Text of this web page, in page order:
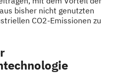
bisher nicht genutzten
CO2-Emissionen zu